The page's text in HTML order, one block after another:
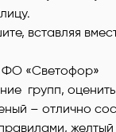
вставляя
ФО «Светофор»
групп,
– отлично